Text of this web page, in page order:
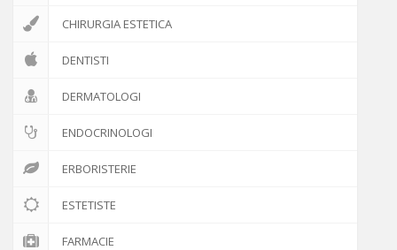
CHIRURGIA ESTETICA
DENTISTI
DERMATOLOGI
ENDOCRINOLOGI
ERBORISTERIE
ESTETISTE
FARMACIE